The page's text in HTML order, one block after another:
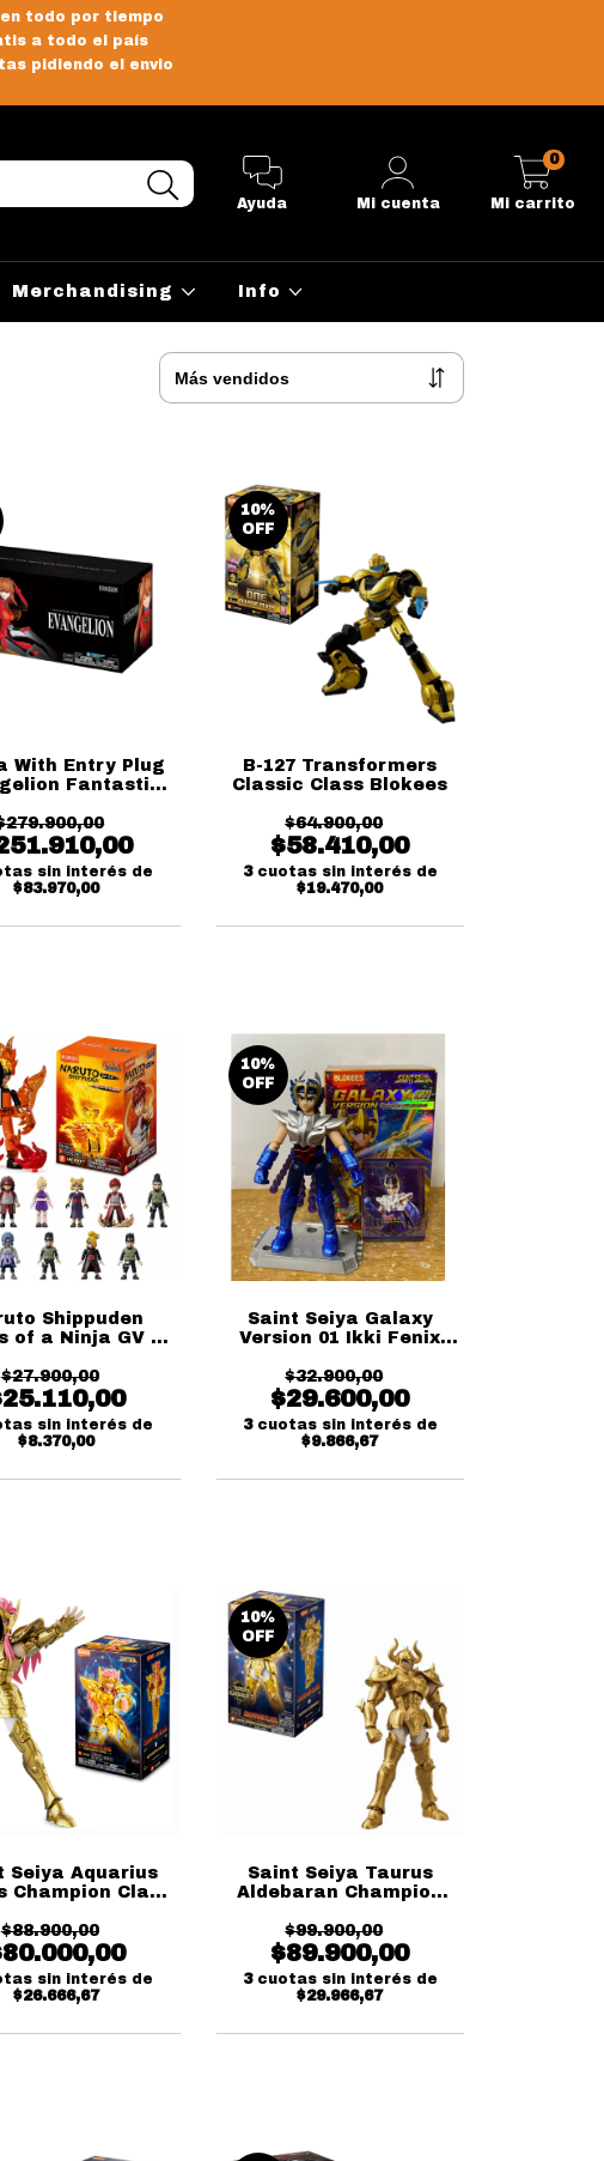
en todo por tiempo
a todo el país
pidiendo el envio
Ayuda Mi cuenta Mi carrito
0
Merchandising Info
With Entry Plug
Fantastic
sin interés de
$83.970,00
10%
OFF
B-127 Transformers
Classic Class Blokees
$64.900,00
$58.410,00
3 cuotas sin interés de
$19.470,00
Shippuden
of a Ninja GV 03
$27.900,00
sin interés de
$8.370,00
10%
OFF
Saint Seiya Galaxy
Version 01 Ikki Fenix
$32.900,00
$29.600,00
3 cuotas sin interés de
$9.866,67
Seiya Aquarius
Champion Class
$88.900,00
sin interés de
$26.666,67
10%
OFF
Saint Seiya Taurus
Aldebaran Champion
$99.900,00
$89.900,00
3 cuotas sin interés de
$29.966,67